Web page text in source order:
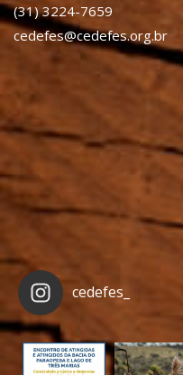
(31) 3224-7659
cedefes@cedefes.org.br
cedefes_